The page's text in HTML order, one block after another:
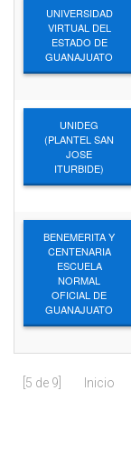
UNIVERSIDAD
VIRTUAL DEL
ESTADO DE
GUANAJUATO
UNIDEG
(PLANTEL SAN
JOSE
ITURBIDE)
BENEMERITA Y
CENTENARIA
ESCUELA
NORMAL
OFICIAL DE
GUANAJUATO
[5 de 9] Inicio